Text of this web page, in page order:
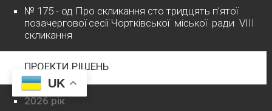
№ 175 - од Про скликання сто тридцять п’ятої
позачергової сесії Чортківської міської ради VІІІ
скликання
ПРОЕКТИ РІШЕНЬ
2026 рік
UK